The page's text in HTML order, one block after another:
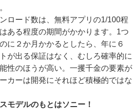
ロード数は、無料アプリの1/100程
ある程度の期間がかかります。1つ
に２か月かかるとしたら、年に６
が出る保証はなく、むしろ確率的に
性のほうが高い。一攫千金の要素が
カーは開発にそれほど積極的ではな
モデルのもとはソニー！